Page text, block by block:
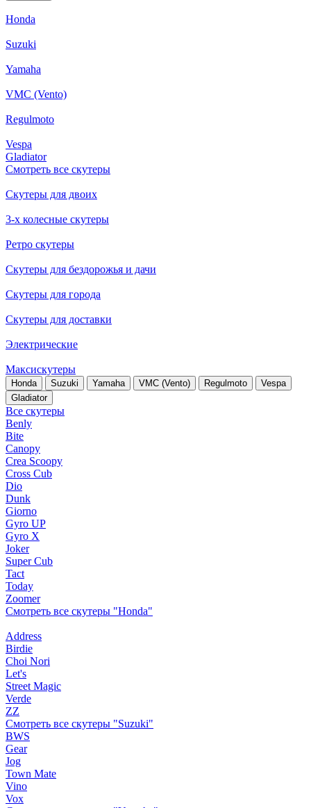
Honda
Suzuki
Yamaha
VMC (Vento)
Regulmoto
Vespa
Gladiator
Смотреть все скутеры
Скутеры для двоих
3-х колесные скутеры
Ретро скутеры
Скутеры для бездорожья и дачи
Скутеры для города
Скутеры для доставки
Электрические
Максискутеры
Honda Suzuki Yamaha VMC (Vento) Regulmoto
Vespa
Gladiator
Все скутеры
Benly
Bite
Canopy
Crea Scoopy
Cross Cub
Dio
Dunk
Giorno
Gyro UP
Gyro X
Joker
Super Cub
Tact
Today
Zoomer
Смотреть все скутеры "Honda"
Address
Birdie
Choi Nori
Let's
Street Magic
Verde
ZZ
Смотреть все скутеры "Suzuki"
BWS
Gear
Jog
Town Mate
Vino
Vox